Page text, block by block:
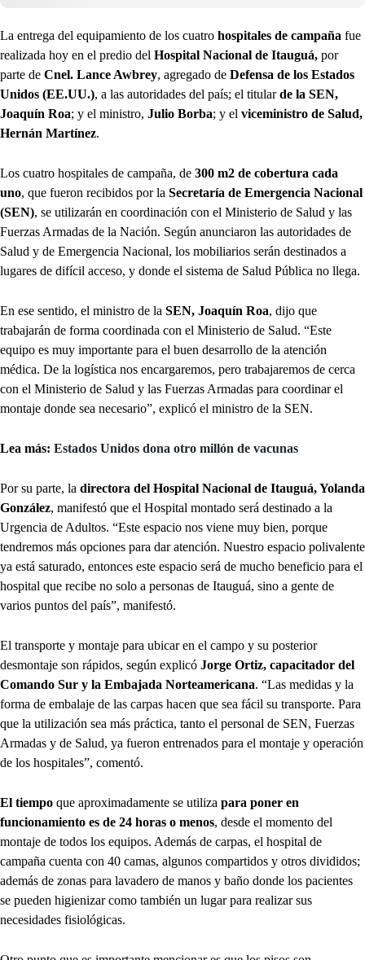
La entrega del equipamiento de los cuatro hospitales de campaña fue
realizada hoy en el predio del Hospital Nacional de Itauguá, por
parte de Cnel. Lance Awbrey, agregado de Defensa de los Estados
Unidos (EE.UU.), a las autoridades del país; el titularde la SEN,
Joaquín Roa; y el ministro, Julio Borba; y el viceministro de Salud,
Hernán Martínez.
Los cuatro hospitales de campaña, de 300 m2 de cobertura cada
uno, que fueron recibidos por la Secretaría de Emergencia Nacional
(SEN), se utilizarán en coordinación con el Ministerio de Salud y las
Fuerzas Armadas de la Nación. Según anunciaron las autoridades de
Salud y de Emergencia Nacional, los mobiliarios serán destinados a
lugares de difícil acceso, y donde el sistema de Salud Pública no llega.
En ese sentido, el ministro de la SEN, Joaquín Roa, dijo que
trabajarán de forma coordinada con el Ministerio de Salud. “Este
equipo es muy importante para el buen desarrollo de la atención
médica. De la logística nos encargaremos, pero trabajaremos de cerca
con el Ministerio de Salud y las Fuerzas Armadas para coordinar el
montaje donde sea necesario”, explicó el ministro de la SEN.
Lea más: Estados Unidos dona otro millón de vacunas
Por su parte, la directora del Hospital Nacional de Itauguá, Yolanda
González, manifestó que el Hospital montado será destinado a la
Urgencia de Adultos. “Este espacio nos viene muy bien, porque
tendremos más opciones para dar atención. Nuestro espacio polivalente
ya está saturado, entonces este espacio será de mucho beneficio para el
hospital que recibe no solo a personas de Itauguá, sino a gente de
varios puntos del país”, manifestó.
El transporte y montaje para ubicar en el campo y su posterior
desmontaje son rápidos, según explicó Jorge Ortiz, capacitador del
Comando Sur y la Embajada Norteamericana. “Las medidas y la
forma de embalaje de las carpas hacen que sea fácil su transporte. Para
que la utilización sea más práctica, tanto el personal de SEN, Fuerzas
Armadas y de Salud, ya fueron entrenados para el montaje y operación
de los hospitales”, comentó.
El tiempo que aproximadamente se utiliza para poner en
funcionamiento es de 24 horas o menos, desde el momento del
montaje de todos los equipos. Además de carpas, el hospital de
campaña cuenta con 40 camas, algunos compartidos y otros divididos;
además de zonas para lavadero de manos y baño donde los pacientes
se pueden higienizar como también un lugar para realizar sus
necesidades fisiológicas.